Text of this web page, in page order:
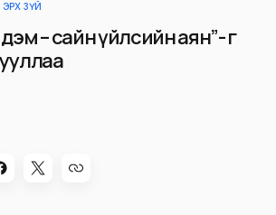
ЗҮЙ
– сайн үйлсийн аян”- г